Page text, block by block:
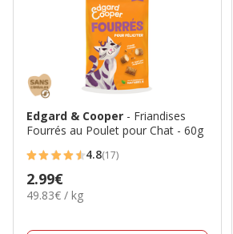
Edgard & Cooper - Friandises
Fourrés au Poulet pour Chat - 60g
4.8
étoiles
avec
4.8(17)
Prix
2.99€
2.99€
49.83€
49.83€ / kg